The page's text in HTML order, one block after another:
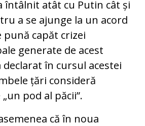
întâlnit atât cu Putin cât și
a se ajunge la un acord
pună capăt crizei
generate de acest
declarat în cursul acestei
țări consideră
pod al păcii”.
că în noua